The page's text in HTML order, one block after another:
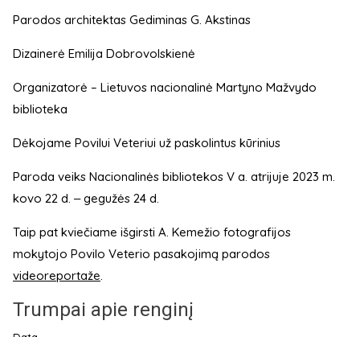
Parodos architektas Gediminas G. Akstinas
Dizainerė Emilija Dobrovolskienė
Organizatorė – Lietuvos nacionalinė Martyno Mažvydo
biblioteka
Dėkojame Povilui Veteriui už paskolintus kūrinius
Paroda veiks Nacionalinės bibliotekos V a. atrijuje 2023 m.
kovo 22 d. ‒ gegužės 24 d.
Taip pat kviečiame išgirsti A. Kemežio fotografijos
mokytojo Povilo Veterio pasakojimą parodos
videoreportaže.
Trumpai apie renginį